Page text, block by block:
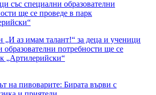
„И аз имам талант!“ за деца и ученици
образователни потребности ще се
„Артилерийски“